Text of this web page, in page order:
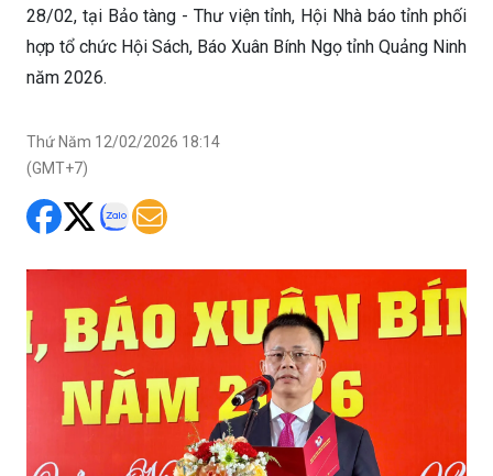
28/02, tại Bảo tàng - Thư viện tỉnh, Hội Nhà báo tỉnh phối
hợp tổ chức Hội Sách, Báo Xuân Bính Ngọ tỉnh Quảng Ninh
năm 2026.
Thứ Năm 12/02/2026 18:14
(GMT+7)